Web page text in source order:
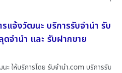
แจ้งวัฒนะ บริการรับจำนำ รับ
จำนำ และ รับฝากขาย
ะ ให้บริการโดย รับจํานํา.com บริการรับ